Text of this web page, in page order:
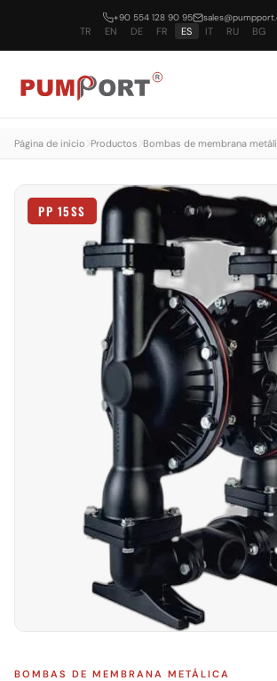
+90 554 128 90 95
TR EN DE FR ES IT RU BG
Página de inicio Productos Bombas de membrana
PP 15SS
BOMBAS DE MEMBRANA METÁLICA